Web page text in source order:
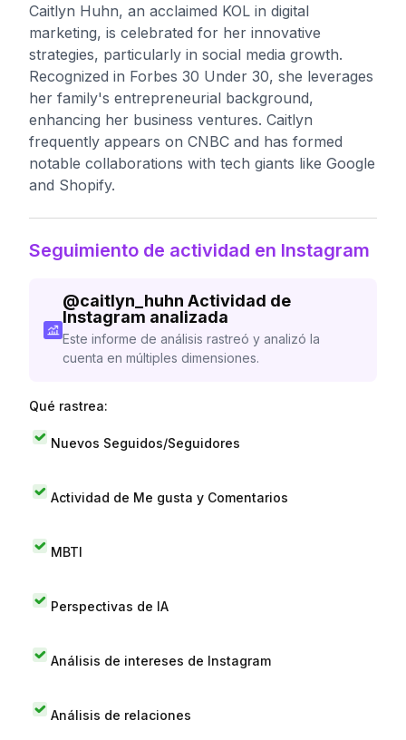
Caitlyn Huhn, an acclaimed KOL in digital
marketing, is celebrated for her innovative
strategies, particularly in social media growth.
Recognized in Forbes 30 Under 30, she leverages
her family's entrepreneurial background,
enhancing her business ventures. Caitlyn
frequently appears on CNBC and has formed
notable collaborations with tech giants like Google
and Shopify.
Seguimiento de actividad en Instagram
@caitlyn_huhn Actividad de
Instagram analizada
Este informe de análisis rastreó y analizó la
cuenta en múltiples dimensiones.
Qué rastrea:
Nuevos Seguidos/Seguidores
Actividad de Me gusta y Comentarios
MBTI
Perspectivas de IA
Análisis de intereses de Instagram
Análisis de relaciones